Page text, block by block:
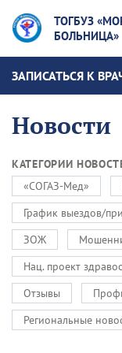
ТОГБУЗ
БОЛЬНИЦА»
ЗАПИСАТЬСЯ К
Новости
КАТЕГОРИИ
«СОГАЗ-Мед»
График выездов/
ЗОЖ
Нац. проект
Отзывы
Региональные